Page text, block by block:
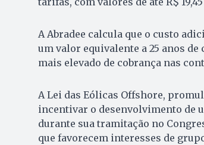
A Abradee calcula que o custo
um valor equivalente a 25 anos
mais elevado de cobrança nas
A Lei das Eólicas Offshore,
incentivar o desenvolvimento de
durante sua tramitação no
que favorecem interesses de